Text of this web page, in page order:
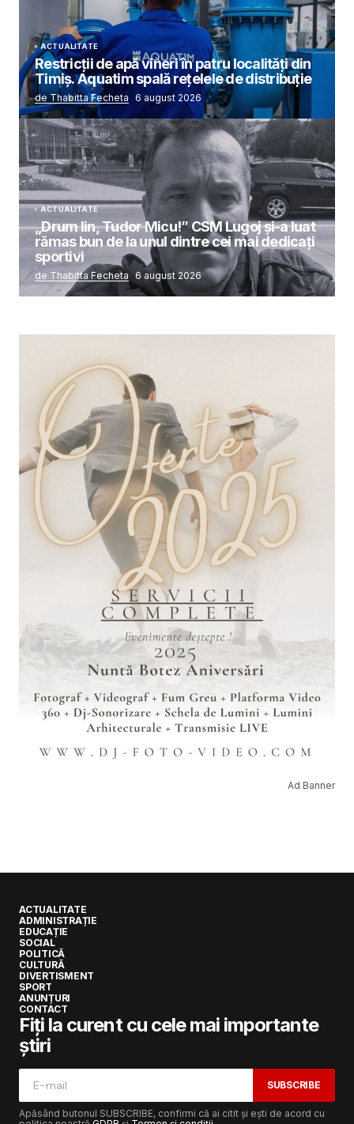
ACTUALITATE
Restricții de apă vineri în patru localități din
Timiș. Aquatim spală rețelele de distribuție
de Thabitta Fecheta 6 august 2026
ACTUALITATE
„Drum lin, Tudor Micu!” CSM Lugoj și-a luat
rămas bun de la unul dintre cei mai dedicați
sportivi
de Thabitta Fecheta 6 august 2026
Ad Banner
ACTUALITATE
ADMINISTRAȚIE
EDUCAȚIE
SOCIAL
POLITICĂ
CULTURĂ
DIVERTISMENT
SPORT
ANUNȚURI
CONTACT
Fiți la curent cu cele mai importante
știri
SUBSCRIBE
Apăsând butonul SUBSCRIBE, confirmi că ai citit și ești de acord cu